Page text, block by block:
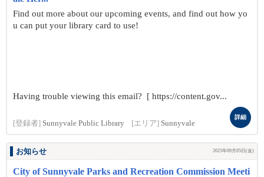
Find out more about our upcoming events, and find out how yo
u can put your library card to use!
Having trouble viewing this email? [ https://content.gov...
[登録者] Sunnyvale Public Library [エリア] Sunnyvale
詳細
お知らせ 2025年09月05日(金)
City of Sunnyvale Parks and Recreation Commission Meeti